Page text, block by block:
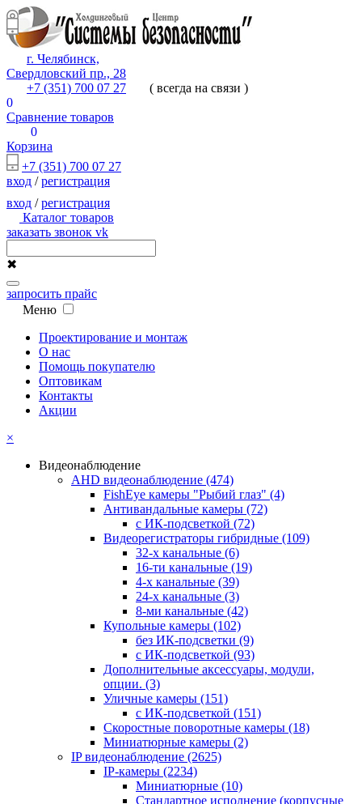
г. Челябинск,
Свердловский пр., 28
+7 (351) 700 07 27
( всегда на связи )
0
Сравнение товаров
0
Корзина
+7 (351) 700 07 27
вход /регистрация
вход /регистрация
Каталог товаров
заказать звонок vk
✖
запросить прайс
Меню
Проектирование и монтаж
О нас
Помощь покупателю
Оптовикам
Контакты
Акции
×
Видеонаблюдение
AHD видеонаблюдение (474)
FishEye камеры "Рыбий глаз" (4)
Антивандальные камеры (72)
с ИК-подсветкой (72)
Видеорегистраторы гибридные (109)
32-х канальные (6)
16-ти канальные (19)
4-х канальные (39)
24-х канальные (3)
8-ми канальные (42)
Купольные камеры (102)
без ИК-подсветки (9)
с ИК-подсветкой (93)
Дополнительные аксессуары, модули,
опции. (3)
Уличные камеры (151)
с ИК-подсветкой (151)
Скоростные поворотные камеры (18)
Миниатюрные камеры (2)
IP видеонаблюдение (2625)
IP-камеры (2234)
Миниатюрные (10)
Стандартное исполнение (корпусные